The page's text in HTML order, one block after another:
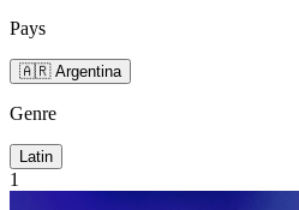
Pays
🇦🇷 Argentina
Genre
Latin
1